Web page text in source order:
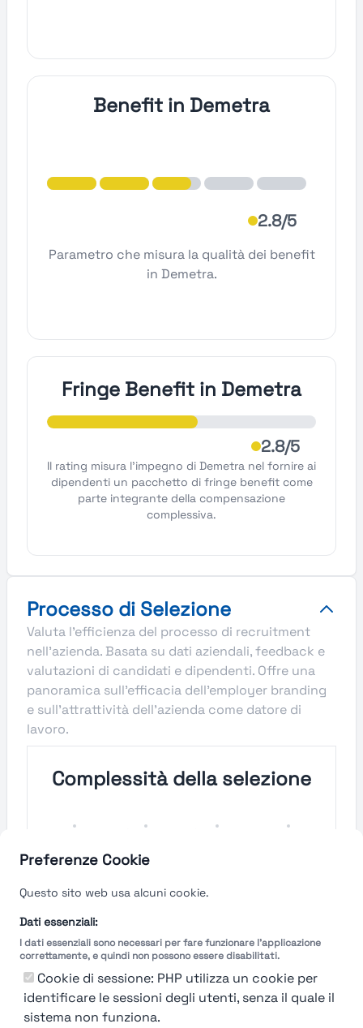
Preferenze Cookie
Questo sito web usa alcuni cookie.
Dati essenziali:
I dati essenziali sono necessari per fare funzionare l'applicazione
correttamente, e quindi non possono essere disabilitati.
Cookie di sessione: PHP utilizza un cookie per
identificare le sessioni degli utenti, senza il quale il
sistema non funziona.
Benefit in Demetra
2.8/5
Parametro che misura la qualità dei benefit
in Demetra.
Fringe Benefit in Demetra
2.8/5
Il rating misura l'impegno di Demetra nel fornire ai
dipendenti un pacchetto di fringe benefit come
parte integrante della compensazione
complessiva.
Processo di Selezione
Valuta l'efficienza del processo di recruitment
nell'azienda. Basata su dati aziendali, feedback e
valutazioni di candidati e dipendenti. Offre una
panoramica sull'efficacia dell'employer branding
e sull'attrattività dell'azienda come datore di
lavoro.
Complessità della selezione
Velocità del processo di
Molto
Breve Lungo
Molto